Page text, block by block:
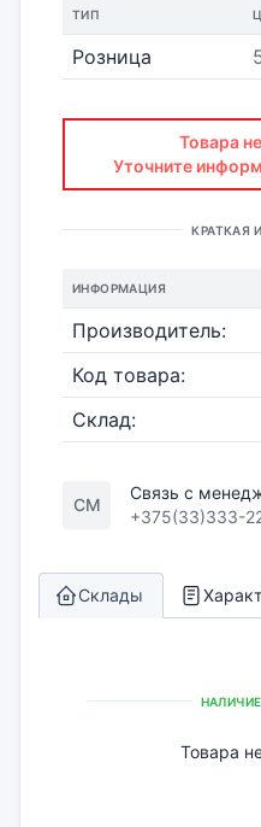
ТИП
Розница
Товара
Уточните
КРАТКАЯ
ИНФОРМАЦИЯ
Производитель:
Код товара:
Склад:
СМ
Связь с
+375(33)333-
Склады
Товара